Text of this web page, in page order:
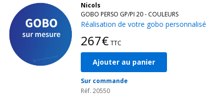
Nicols
GOBO PERSO GP/PI 20 - COULEURS
Réalisation de votre gobo personnalisé
267€ TTC
Ajouter au panier
Sur commande
Réf. 20550